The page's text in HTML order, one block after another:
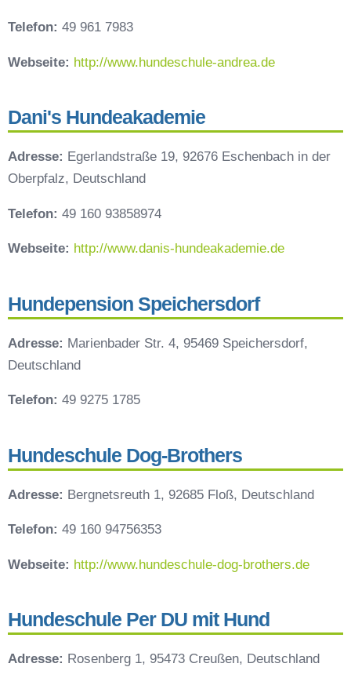
Telefon: 49 961 7983
Webseite: http://www.hundeschule-andrea.de
Dani's Hundeakademie
Adresse: Egerlandstraße 19, 92676 Eschenbach in der
Oberpfalz, Deutschland
Telefon: 49 160 93858974
Webseite: http://www.danis-hundeakademie.de
Hundepension Speichersdorf
Adresse: Marienbader Str. 4, 95469 Speichersdorf,
Deutschland
Telefon: 49 9275 1785
Hundeschule Dog-Brothers
Adresse: Bergnetsreuth 1, 92685 Floß, Deutschland
Telefon: 49 160 94756353
Webseite: http://www.hundeschule-dog-brothers.de
Hundeschule Per DU mit Hund
Adresse: Rosenberg 1, 95473 Creußen, Deutschland